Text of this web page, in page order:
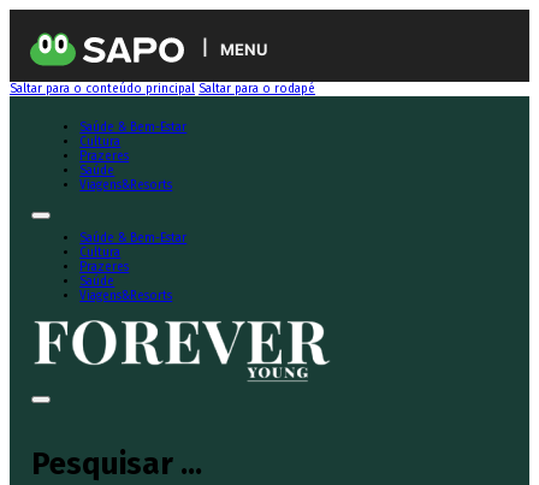
MENU
Saltar para o conteúdo principal Saltar para o rodapé
Saúde & Bem-Estar
Cultura
Prazeres
Saúde
Viagens&Resorts
Saúde & Bem-Estar
Cultura
Prazeres
Saúde
Viagens&Resorts
Pesquisar ...